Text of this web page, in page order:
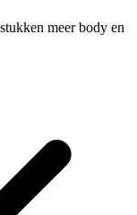
meer body en